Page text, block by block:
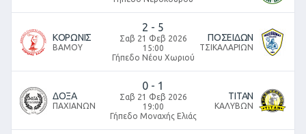
ΚΟΡΩΝΙΣ
ΒΑΜΟΥ
2 - 5
Σαβ 21 Φεβ 2026
15:00
Γήπεδο Νέου Χωριού
ΠΟΣΕΙΔΩΝ
ΤΣΙΚΑΛΑΡΙΩΝ
ΔΟΞΑ
ΠΑΧΙΑΝΩΝ
0 - 1
Σαβ 21 Φεβ 2026
19:00
Γήπεδο Μοναχής Ελιάς
ΤΙΤΑΝ
ΚΑΛΥΒΩΝ